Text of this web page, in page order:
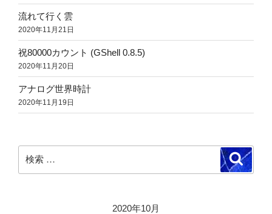
流れて行く雲
2020年11月21日
祝80000カウント (GShell 0.8.5)
2020年11月20日
アナログ世界時計
2020年11月19日
索:
検
索
2020年10月